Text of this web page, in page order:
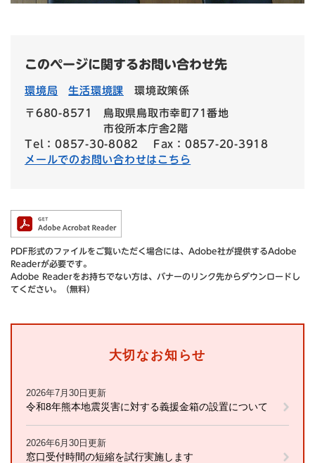
このページに関するお問い合わせ先
環境局 生活環境課 環境政策係
〒680-8571
鳥取県鳥取市幸町71番地
市役所本庁舎2階
Tel：0857-30-8082
Fax：0857-20-3918
メールでのお問い合わせはこちら
PDF形式のファイルをご覧いただく場合には、Adobe社が提供するAdobe
Readerが必要です。
Adobe Readerをお持ちでない方は、バナーのリンク先からダウンロードし
てください。（無料）
大切なお知らせ
2026年7月30日更新
令和8年熊本地震災害に対する義援金箱の設置について
2026年6月30日更新
窓口受付時間の短縮を試行実施します